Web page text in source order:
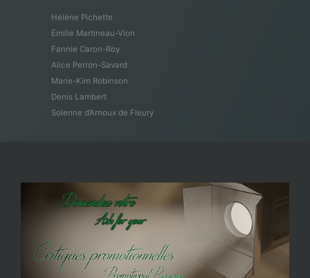
Hélène Pichette
Émilie Martineau-Vion
Fannie Caron-Roy
Alice Perron-Savard
Marie-Kim Robinson
Denis Lambert
Solenne d’Arnoux de Fleury